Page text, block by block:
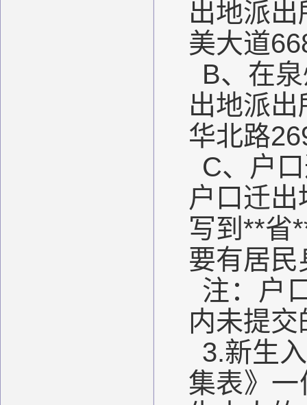
出地派
美大道
B、在
出地派
华北路
C、户
户口迁
写到**省
要有居民
注：户
内未提
3.新生
集表》